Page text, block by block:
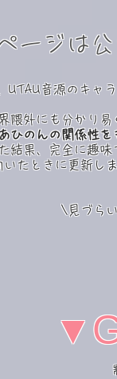
ージは
UTAU音源のキャ
界隈外にも分かり
あひのんの関係性
結果、完全に趣味
いたときに更新し
\見づら